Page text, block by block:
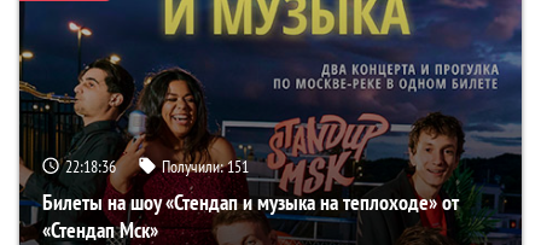
22:18:35 Получили:151
Билеты на шоу «Стендап и музыка на теплоходе» от
«Стендап Мск»